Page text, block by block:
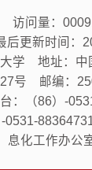
访问量：
后更新时间：
学 地址：中
27号 邮编：
：（86）-
0531-
息化工作办